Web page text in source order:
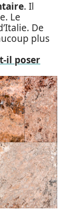
. Il
Le
De
plus
il poser